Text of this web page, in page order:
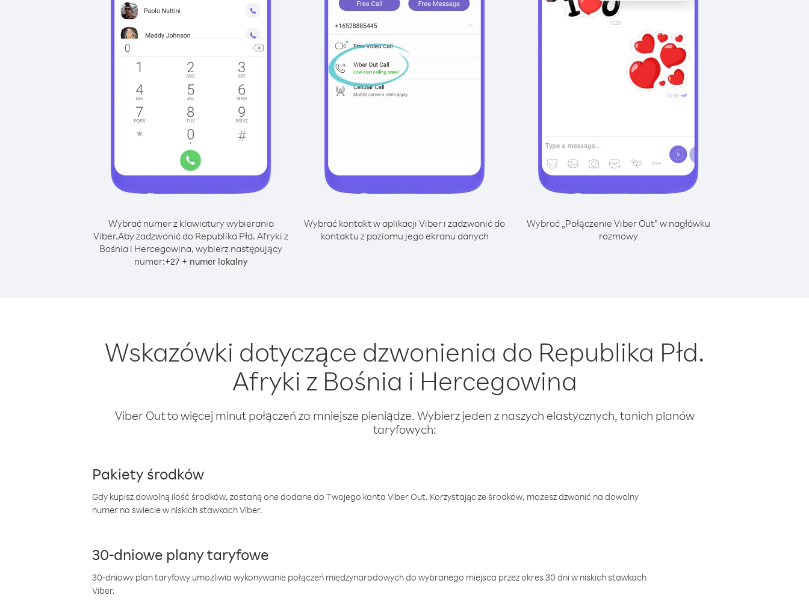
Wybrać numer z klawiatury wybierania
Viber.Aby zadzwonić do Republika Płd. Afryki z
Bośnia i Hercegowina, wybierz następujący
numer:+27+ numer lokalny
Wybrać kontakt w aplikacji Viber i zadzwonić do
kontaktu z poziomu jego ekranu danych
Wybrać „Połączenie Viber Out” w nagłówku
rozmowy
Wskazówki dotyczące dzwonienia do Republika Płd.
Afryki z Bośnia i Hercegowina
Viber Out to więcej minut połączeń za mniejsze pieniądze. Wybierz jeden z naszych elastycznych, tanich planów
taryfowych:
Pakiety środków
Gdy kupisz dowolną ilość środków, zostaną one dodane do Twojego konta Viber Out. Korzystając ze środków, możesz dzwonić na dowolny
numer na świecie w niskich stawkach Viber.
30-dniowe plany taryfowe
30-dniowy plan taryfowy umożliwia wykonywanie połączeń międzynarodowych do wybranego miejsca przez okres 30 dni w niskich stawkach
Viber.